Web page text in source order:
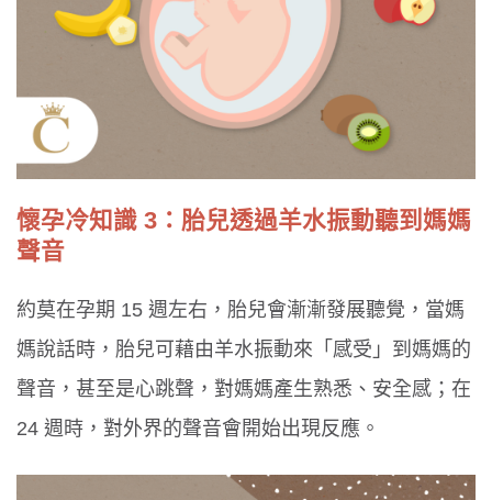
懷孕冷知識 3：胎兒透過羊水振動聽到媽媽
聲音
約莫在孕期 15 週左右，胎兒會漸漸發展聽覺，當媽
媽說話時，胎兒可藉由羊水振動來「感受」到媽媽的
聲音，甚至是心跳聲，對媽媽產生熟悉、安全感；在
24 週時，對外界的聲音會開始出現反應。